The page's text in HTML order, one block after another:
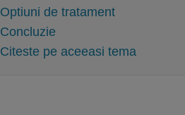
Optiuni de tratament
Concluzie
Citeste pe aceeasi tema